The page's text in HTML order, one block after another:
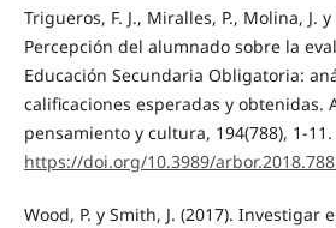
Trigueros, F. J., Miralles, P., Molina, J.
Percepción del alumnado sobre la
Educación Secundaria Obligatoria:
calificaciones esperadas y obtenidas.
pensamiento y cultura, 194(788), 1-11.
https://doi.org/10.3989/
Wood, P. y Smith, J. (2017). Investigar